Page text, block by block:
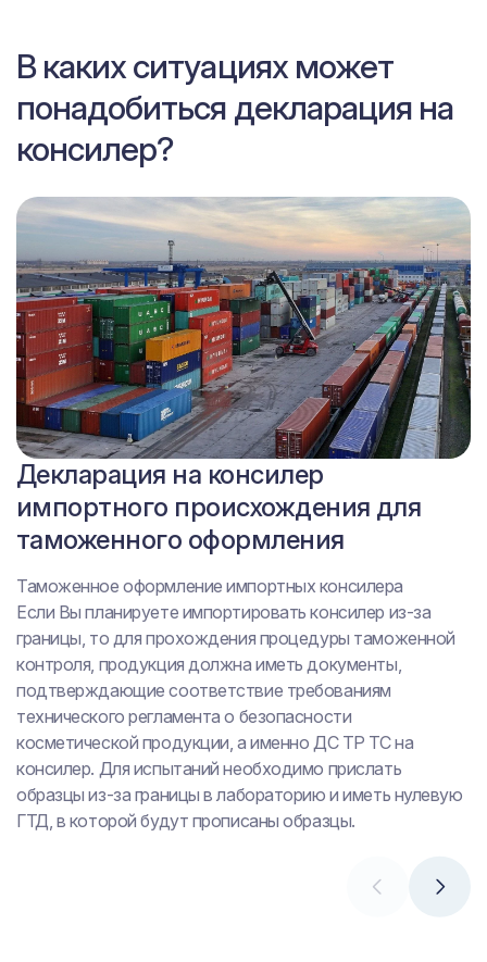
В каких ситуациях может
понадобиться декларация на
консилер?
Декларация на консилер
импортного происхождения для
таможенного оформления
Таможенное оформление импортных консилера
Если Вы планируете импортировать консилер из-за
границы, то для прохождения процедуры таможенной
контроля, продукция должна иметь документы,
подтверждающие соответствие требованиям
технического регламента о безопасности
косметической продукции, а именно ДС ТР ТС на
консилер. Для испытаний необходимо прислать
образцы из-за границы в лабораторию и иметь нулевую
ГТД, в которой будут прописаны образцы.
Сертификат на консилер
отечественного производства
Реализация и производство отечественных консилера
косметической продукции на всей территории
Таможенного союза (Россия, Белоруссия, Казахстан,
Киргизия, Армения) ее качество должно быть
подтверждено соответствующими документами. В
первую очередь, производителю необходимо
позаботиться проведением испытаний продукции и
оформлением декларации о соответствии ТР ТС
009/2011.